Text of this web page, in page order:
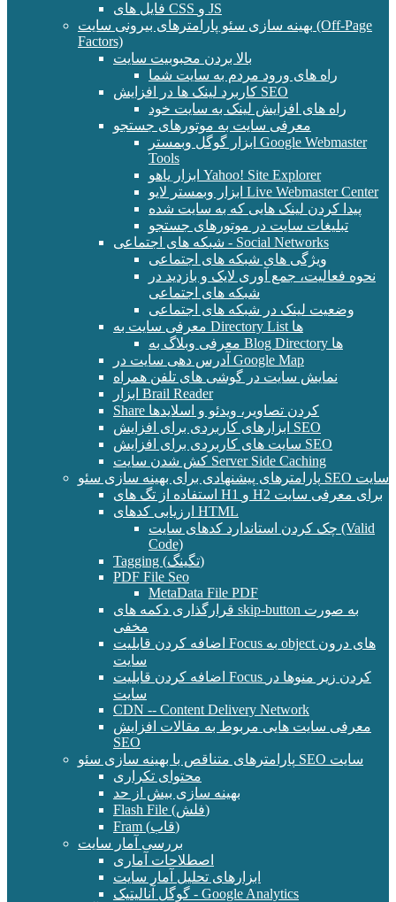
فایل های CSS و JS
بهینه سازی سئو پارامترهای بیرونی سایت (Off-Page
Factors)
بالا بردن محبوبیت سایت
راه های ورود مردم به سایت شما
کاربرد لینک ها در افزایش SEO
راه های افزایش لینک به سایت خود
معرفی سایت به موتورهای جستجو
ابزار گوگل وبمستر Google Webmaster
Tools
ابزار یاهو Yahoo! Site Explorer
ابزار وبمستر لایو Live Webmaster Center
پیدا کردن لینک هایی که به سایت شده
تبلیغات سایت در موتورهای جستجو
شبکه های اجتماعی - Social Networks
ویژگی های شبکه های اجتماعی
نحوه فعالیت، جمع آوری لایک و بازدید در
شبکه های اجتماعی
وضعیت لینک در شبکه های اجتماعی
معرفی سایت به Directory List ها
معرفی وبلاگ به Blog Directory ها
آدرس دهی سایت در Google Map
نمایش سایت در گوشی های تلفن همراه
ابزار Brail Reader
Share کردن تصاویر، ویدئو و اسلایدها
ابزارهای کاربردی برای افزایش SEO
سایت های کاربردی برای افزایش SEO
کش شدن سایت Server Side Caching
پارامترهای پیشنهادی برای بهینه سازی سئو SEO سایت
استفاده از تگ های H1 و H2 برای معرفی سایت
ارزیابی کدهای HTML
چک کردن استاندارد کدهای سایت (Valid
Code)
Tagging (تگینگ)
PDF File Seo
MetaData File PDF
قرارگذاری دکمه های skip-button به صورت
مخفی
اضافه کردن قابلیت Focus به object های درون
سایت
اضافه کردن قابلیت Focus کردن زیر منوها در
سایت
CDN -- Content Delivery Network
معرفی سایت هایی مربوط به مقالات افزایش
SEO
پارامترهای متناقص با بهینه سازی سئو SEO سایت
محتوای تکراری
بهینه سازی بیش از حد
Flash File (فلش)
Fram (قاب)
بررسی آمار سایت
اصطلاحات آماری
ابزارهای تحلیل آمار سایت
گوگل آنالیتیک - Google Analytics